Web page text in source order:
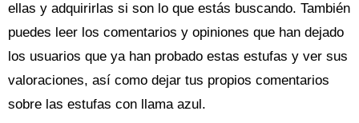
ellas y adquirirlas si son lo que estás buscando. También
puedes leer los comentarios y opiniones que han dejado
los usuarios que ya han probado estas estufas y ver sus
valoraciones, así como dejar tus propios comentarios
sobre las estufas con llama azul.